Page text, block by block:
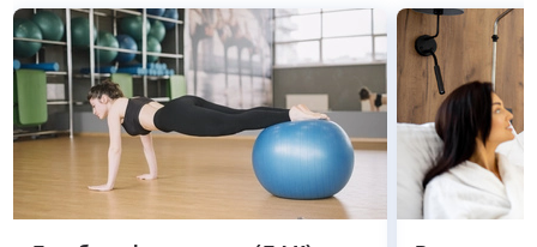
Подробнее Подробнее